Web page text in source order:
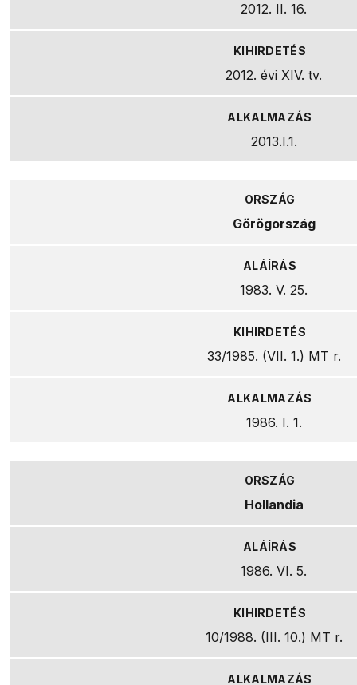
2012. II. 16.
2012. évi XIV. tv.
2013.I.1.
Görögország
1983. V. 25.
33/1985. (VII. 1.) MT r.
1986. I. 1.
Hollandia
1986. VI. 5.
10/1988. (III. 10.) MT r.